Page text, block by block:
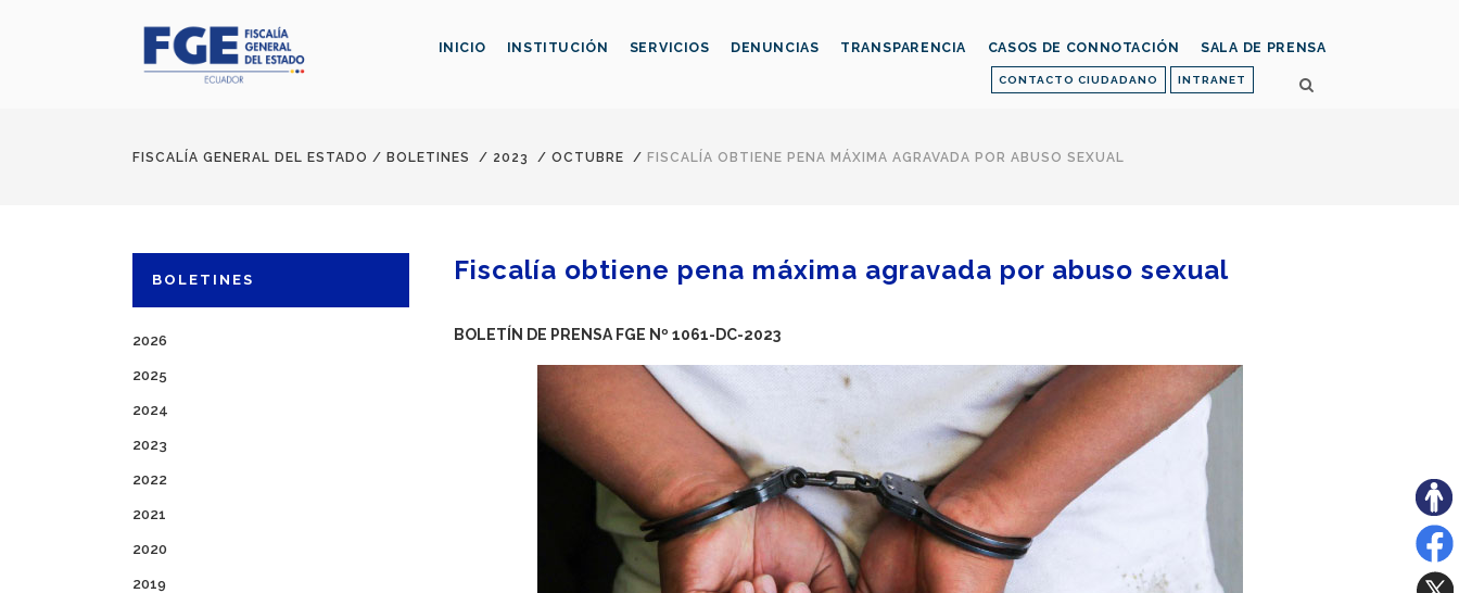
CONTACTO CIUDADANO INTRANET
INICIO INSTITUCIÓN SERVICIOS DENUNCIAS TRANSPARENCIA CASOS DE CONNOTACIÓN SALA DE PRENSA
FISCALÍA GENERAL DEL ESTADO / BOLETINES / 2023 / OCTUBRE / FISCALÍA OBTIENE PENA MÁXIMA AGRAVADA POR ABUSO SEXUAL
BOLETINES
2026
2025
2024
2023
2022
2021
2020
2019
Fiscalía obtiene pena máxima agravada por abuso sexual
BOLETÍN DE PRENSA FGE Nº 1061-DC-2023